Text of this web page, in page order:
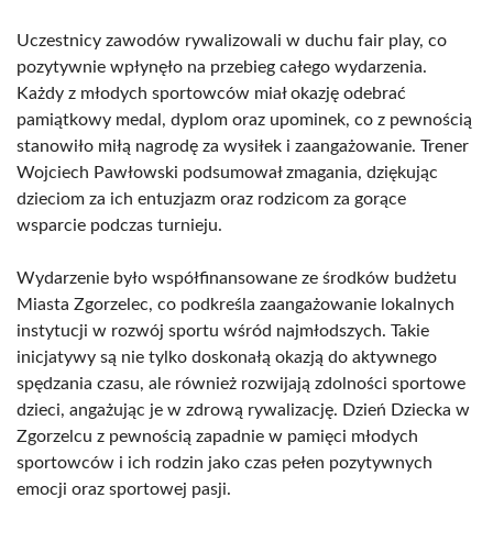
Uczestnicy zawodów rywalizowali w duchu fair play, co
pozytywnie wpłynęło na przebieg całego wydarzenia.
Każdy z młodych sportowców miał okazję odebrać
pamiątkowy medal, dyplom oraz upominek, co z pewnością
stanowiło miłą nagrodę za wysiłek i zaangażowanie. Trener
Wojciech Pawłowski podsumował zmagania, dziękując
dzieciom za ich entuzjazm oraz rodzicom za gorące
wsparcie podczas turnieju.
Wydarzenie było współfinansowane ze środków budżetu
Miasta Zgorzelec, co podkreśla zaangażowanie lokalnych
instytucji w rozwój sportu wśród najmłodszych. Takie
inicjatywy są nie tylko doskonałą okazją do aktywnego
spędzania czasu, ale również rozwijają zdolności sportowe
dzieci, angażując je w zdrową rywalizację. Dzień Dziecka w
Zgorzelcu z pewnością zapadnie w pamięci młodych
sportowców i ich rodzin jako czas pełen pozytywnych
emocji oraz sportowej pasji.